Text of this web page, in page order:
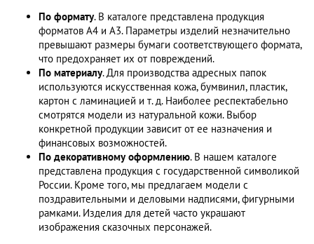
По формату. В каталоге представлена продукция
форматов А4 и А3. Параметры изделий незначительно
превышают размеры бумаги соответствующего формата,
что предохраняет их от повреждений.
По материалу. Для производства адресных папок
используются искусственная кожа, бумвинил, пластик,
картон с ламинацией и т. д. Наиболее респектабельно
смотрятся модели из натуральной кожи. Выбор
конкретной продукции зависит от ее назначения и
финансовых возможностей.
По декоративному оформлению. В нашем каталоге
представлена продукция с государственной символикой
России. Кроме того, мы предлагаем модели с
поздравительными и деловыми надписями, фигурными
рамками. Изделия для детей часто украшают
изображения сказочных персонажей.